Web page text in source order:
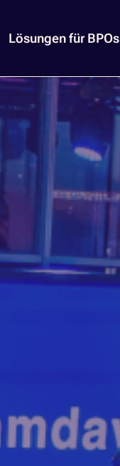
Lösungen für BPOs